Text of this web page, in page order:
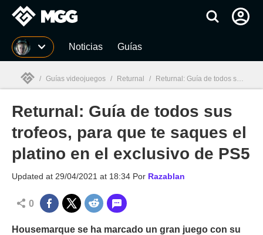
MGG Noticias Guías
MGG
/ Guías videojuegos / Returnal / Returnal: Guía de todos sus trofeos, para que te saques el platino en el exclusivo de PS5
Returnal: Guía de todos sus
trofeos, para que te saques el
platino en el exclusivo de PS5
Updated at 29/04/2021 at 18:34 Por Razablan
0
Housemarque se ha marcado un gran juego con su